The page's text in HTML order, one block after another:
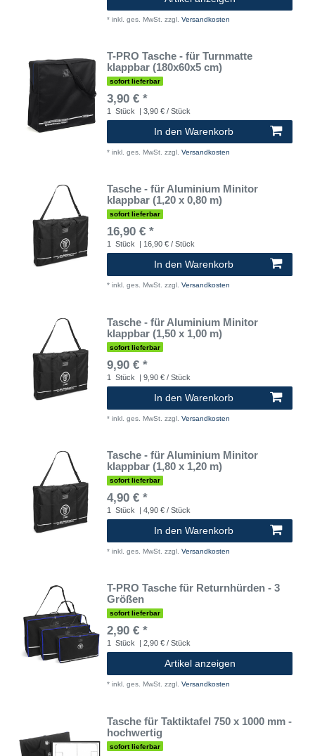
* inkl. ges. MwSt. zzgl. Versandkosten
T-PRO Tasche - für Turnmatte
klappbar (180x60x5 cm)
sofort lieferbar
3,90 € *
1 Stück | 3,90 € / Stück
In den Warenkorb
* inkl. ges. MwSt. zzgl. Versandkosten
Tasche - für Aluminium Minitor
klappbar (1,20 x 0,80 m)
sofort lieferbar
16,90 € *
1 Stück | 16,90 € / Stück
In den Warenkorb
* inkl. ges. MwSt. zzgl. Versandkosten
Tasche - für Aluminium Minitor
klappbar (1,50 x 1,00 m)
sofort lieferbar
9,90 € *
1 Stück | 9,90 € / Stück
In den Warenkorb
* inkl. ges. MwSt. zzgl. Versandkosten
Tasche - für Aluminium Minitor
klappbar (1,80 x 1,20 m)
sofort lieferbar
4,90 € *
1 Stück | 4,90 € / Stück
In den Warenkorb
* inkl. ges. MwSt. zzgl. Versandkosten
T-PRO Tasche für Returnhürden - 3
Größen
sofort lieferbar
2,90 € *
1 Stück | 2,90 € / Stück
Artikel anzeigen
* inkl. ges. MwSt. zzgl. Versandkosten
Tasche für Taktiktafel 750 x 1000 mm -
hochwertig
sofort lieferbar